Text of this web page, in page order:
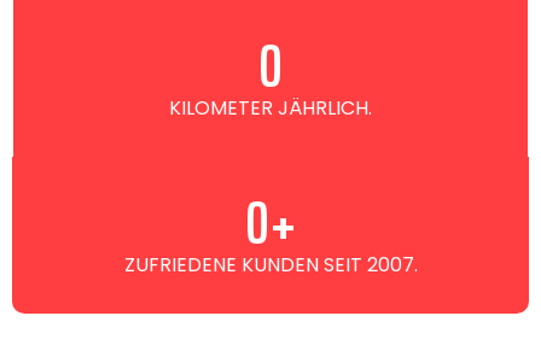
KILOMETER JÄHRLICH.
0
ZUFRIEDENE KUNDEN SEIT 2007.
0+